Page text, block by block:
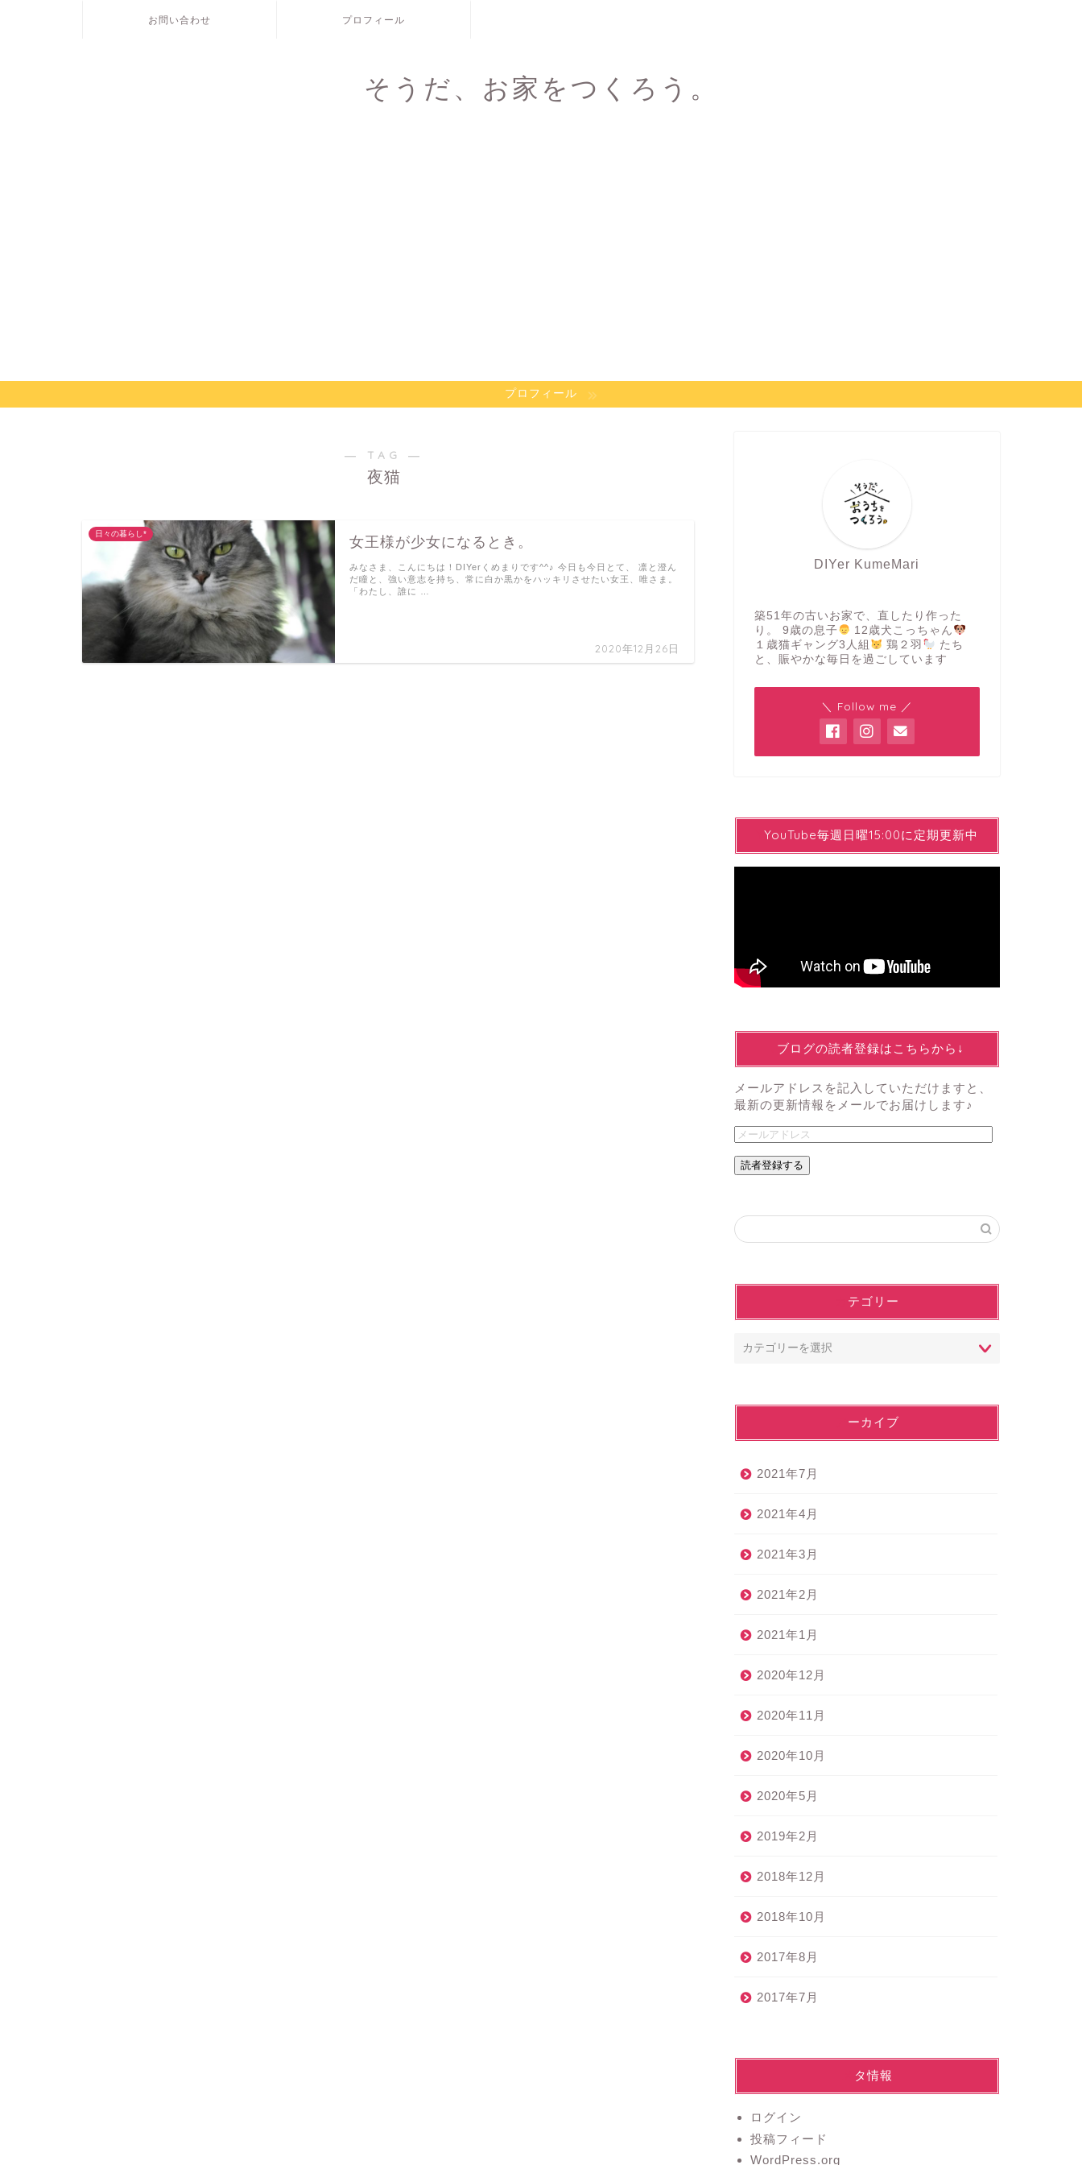
お問い合わせ プロフィール
そうだ、お家をつくろう。
プロフィール
― TAG ―
夜猫
日々の暮らし*
女王様が少女になるとき。
2020年12月26日
みなさま、こんにちは！DIYerくめまりです^^♪ 今日も今日とて、 凛と澄ん
だ瞳と、強い意志を持ち、常に白か黒かをハッキリさせたい女王、唯さま。
「わたし、誰に …
DIYer KumeMari
築51年の古いお家で、直したり作った
り。 9歳の息子
12歳犬こっちゃん
１歳猫ギャング3人組
鶏２羽
たち
と、賑やかな毎日を過ごしています
＼ Follow me ／
YYouTube毎週日曜15:00に定期更新中
↓ブログの読者登録はこちらから↓
メールアドレスを記入していただけますと、
最新の更新情報をメールでお届けします♪
読者登録する
カテゴリー
アーカイブ
2021年7月
2021年4月
2021年3月
2021年2月
2021年1月
2020年12月
2020年11月
2020年10月
2020年5月
2019年2月
2018年12月
2018年10月
2017年8月
2017年7月
メタ情報
ログイン
投稿フィード
WordPress.org